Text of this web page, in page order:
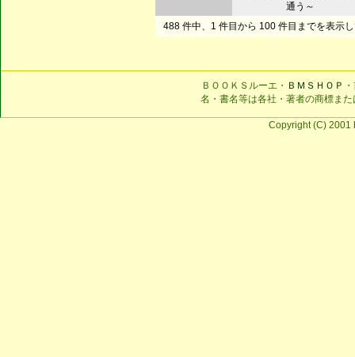
通う～
488 件中、1 件目から 100 件目までを表示
ＢＯＯＫＳルーエ・ ＢＭＳＨＯＰ
名・書名等は各社・著者の商標ま
Copyright (C) 2001